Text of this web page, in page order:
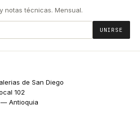
notas técnicas. Mensual.
UNIRSE
de San Diego
102
— Antioquia